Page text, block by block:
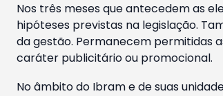
Nos três meses que antecedem as
hipóteses previstas na legislação.
da gestão. Permanecem permitidas
caráter publicitário ou promocional.
No âmbito do Ibram e de suas